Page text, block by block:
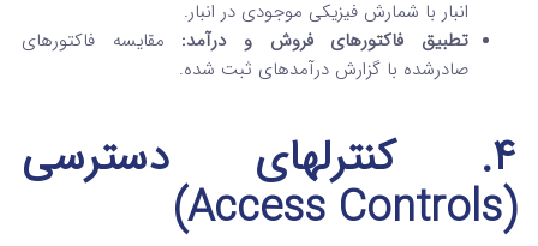
انبار با شمارش فیزیکی موجودی در انبار.
تطبیق فاکتورهای فروش و درآمد: مقایسه فاکتورهای
صادرشده با گزارش درآمدهای ثبت‌ شده.
۴. کنترلهای دسترسی
(Access Controls)